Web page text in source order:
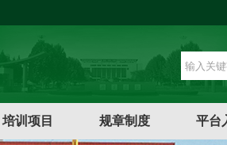
培训项目 规章制度 平台